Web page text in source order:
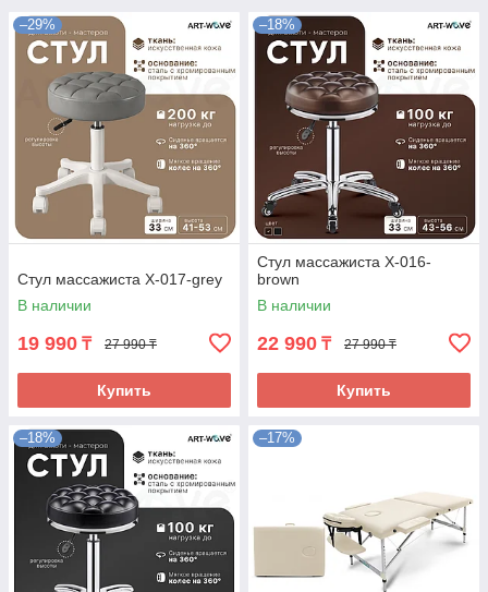
–29%
Стул массажиста X-017-grey
В наличии
19 990 ₸ 27 990 ₸
Купить
–18%
Стул массажиста X-016-
brown
В наличии
22 990 ₸ 27 990 ₸
Купить
–18% –17%